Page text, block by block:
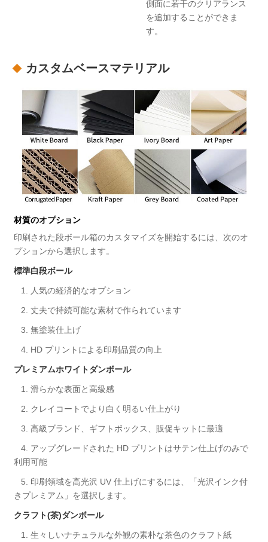
側面に若干のクリアランス
を追加することができま
す。
カスタムベースマテリアル
材質のオプション
印刷された段ボール箱のカスタマイズを開始するには、次のオ
プションから選択します。
標準白段ボール
1. 人気の経済的なオプション
2. 丈夫で持続可能な素材で作られています
3. 無塗装仕上げ
4. HD プリントによる印刷品質の向上
プレミアムホワイトダンボール
1. 滑らかな表面と高級感
2. クレイコートでより白く明るい仕上がり
3. 高級ブランド、ギフトボックス、販促キットに最適
4. アップグレードされた HD プリントはサテン仕上げのみで
利用可能
5. 印刷領域を高光沢 UV 仕上げにするには、「光沢インク付
きプレミアム」を選択します。
クラフト(茶)ダンボール
1. 生々しいナチュラルな外観の素朴な茶色のクラフト紙